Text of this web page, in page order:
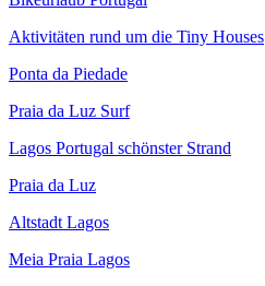
Aktivitäten rund um die Tiny Houses
Ponta da Piedade
Praia da Luz Surf
Lagos Portugal schönster Strand
Praia da Luz
Altstadt Lagos
Meia Praia Lagos